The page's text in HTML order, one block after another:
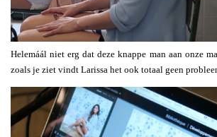
Helemáál niet erg dat deze knappe man aan onze
zoals je ziet vindt Larissa het ook totaal geen